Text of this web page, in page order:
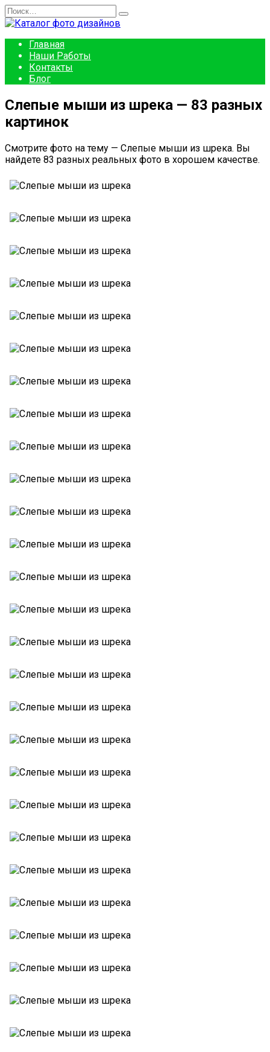
Перейти
к
Search
for:
Главная
Наши Работы
Контакты
Блог
Слепые мыши из шрека — 83 разных
картинок
Смотрите фото на тему — Слепые мыши из шрека. Вы
найдете 83 разных реальных фото в хорошем качестве.